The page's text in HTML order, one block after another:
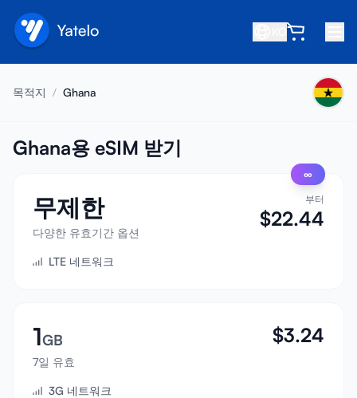
소개
친구 추천
제휴사 되기
고객센터
기기 호환성
로그인
목적지 / Ghana
Ghana용 eSIM 받기
∞
무제한
다양한 유효기간 옵션
부터
$22.44
LTE 네트워크
1GB
7일 유효
$3.24
3G 네트워크